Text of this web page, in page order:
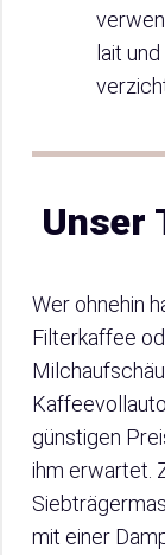
lait
Unser
Wer ohnehin
Filterkaffee
günstigen
ihm erwartet.
mit einer